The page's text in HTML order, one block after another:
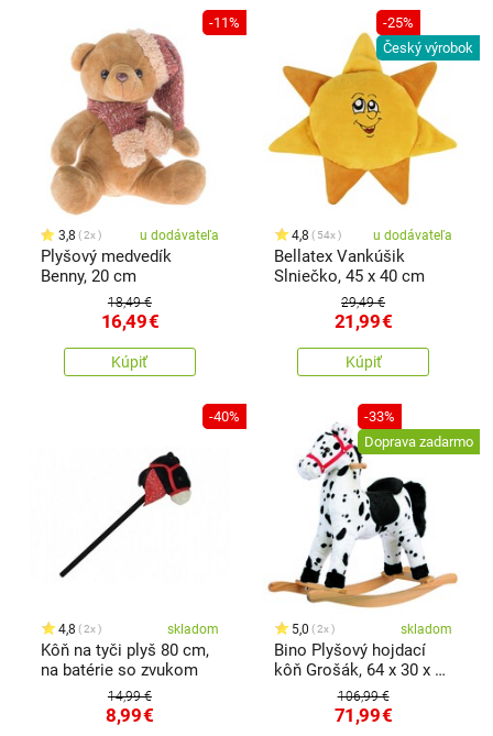
-11%
3,8 2x u dodávateľa
Plyšový medvedík
Benny, 20 cm
18,49 €
16,49€
Kúpiť
-25%
Český výrobok
4,8 54x u dodávateľa
Bellatex Vankúšik
Slniečko, 45 x 40 cm
29,49 €
21,99€
Kúpiť
-40%
4,8 2x skladom
Kôň na tyči plyš 80 cm,
na batérie so zvukom
14,99 €
8,99€
-33%
Doprava zadarmo
5,0 2x skladom
Bino Plyšový hojdací
kôň Grošák, 64 x 30 x 74
106,99 €
71,99€